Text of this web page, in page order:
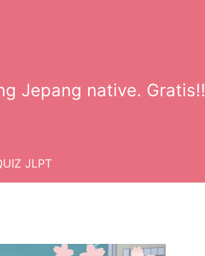
Jepang native. Gratis!!
JLPT